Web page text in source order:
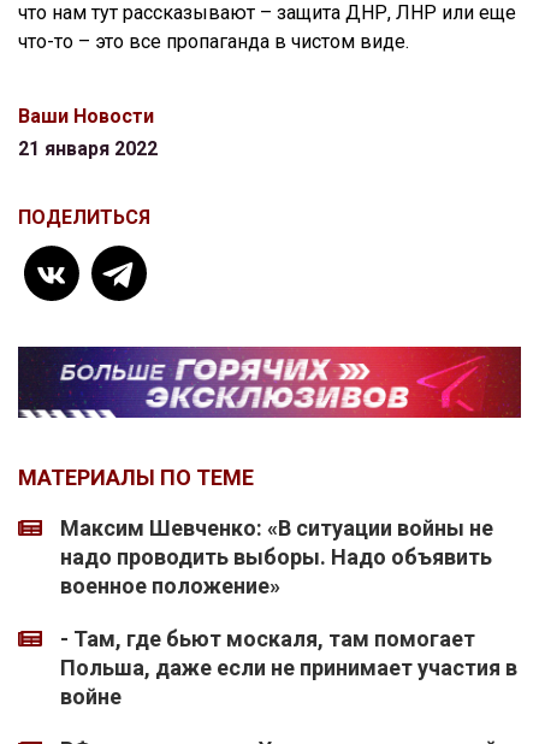
что нам тут рассказывают – защита ДНР, ЛНР или еще
что-то – это все пропаганда в чистом виде.
Ваши Новости
21 января 2022
ПОДЕЛИТЬСЯ
МАТЕРИАЛЫ ПО ТЕМЕ
Максим Шевченко: «В ситуации войны не
надо проводить выборы. Надо объявить
военное положение»
- Там, где бьют москаля, там помогает
Польша, даже если не принимает участия в
войне